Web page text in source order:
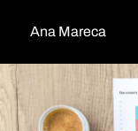
Ana Mareca